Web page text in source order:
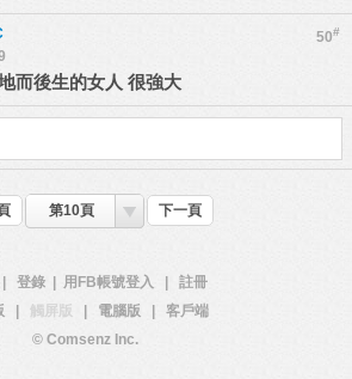
50#
而後生的女人 很強大
第10頁 下一頁
登錄 用FB帳號登入
註冊
觸屏版 電腦版
客戶端
© Comsenz Inc.